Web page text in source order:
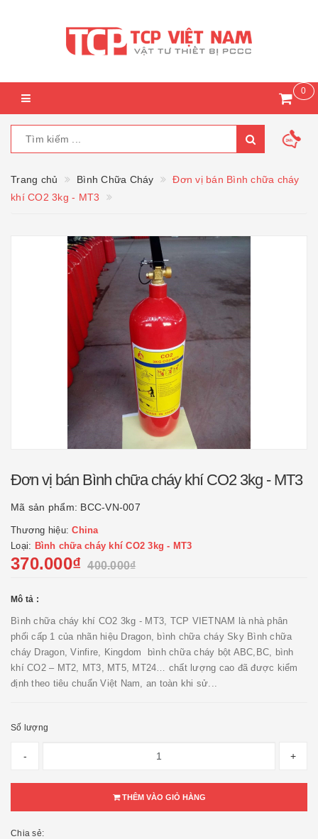
0
Trang chủ Bình Chữa Cháy
Đơn vị bán Bình chữa cháy
khí CO2 3kg - MT3
Đơn vị bán Bình chữa cháy khí CO2 3kg - MT3
Mã sản phẩm: BCC-VN-007
Thương hiệu:China
Loại: Bình chữa cháy khí CO2 3kg - MT3
370.000₫ 400.000₫
Mô tả :
Bình chữa cháy khí CO2 3kg - MT3, TCP VIETNAM là nhà phân
phối cấp 1 của nhãn hiệu Dragon, bình chữa cháy Sky Bình chữa
cháy Dragon, Vinfire, Kingdom bình chữa cháy bột ABC,BC, bình
khí CO2 – MT2, MT3, MT5, MT24… chất lượng cao đã được kiểm
định theo tiêu chuẩn Việt Nam, an toàn khi sử...
Số lượng
- +
THÊM VÀO GIỎ HÀNG
Chia sẻ: